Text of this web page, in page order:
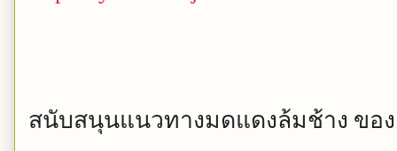
สนับสนุนแนวทางมดแดงล้มช้าง ของ